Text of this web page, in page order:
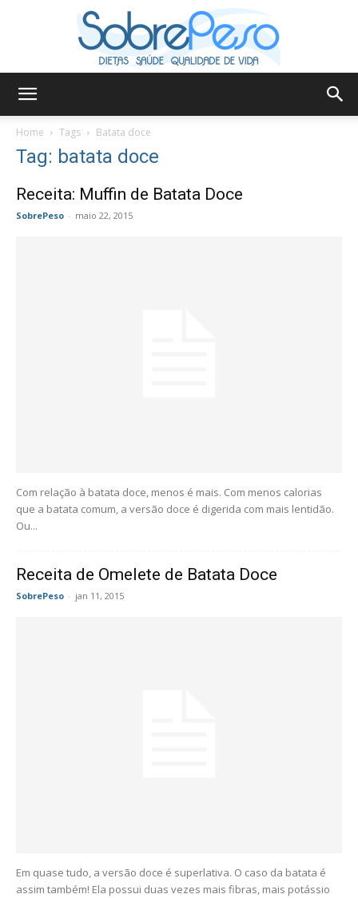
Home Tags Batata doce
Tag: batata doce
Receita: Muffin de Batata Doce
SobrePeso - maio 22, 2015
Com relação à batata doce, menos é mais. Com menos calorias
que a batata comum, a versão doce é digerida com mais lentidão.
Ou...
Receita de Omelete de Batata Doce
SobrePeso - jan 11, 2015
Em quase tudo, a versão doce é superlativa. O caso da batata é
assim também! Ela possui duas vezes mais fibras, mais potássio